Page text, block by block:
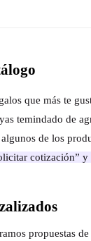
que más te
temindado de
de los
cotización” y
propuestas